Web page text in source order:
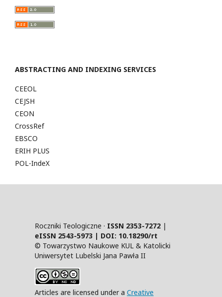
ABSTRACTING AND INDEXING SERVICES
CEEOL
CEJSH
CEON
CrossRef
EBSCO
ERIH PLUS
POL-IndeX
Roczniki Teologiczne · ISSN 2353-7272 |
eISSN 2543-5973 | DOI: 10.18290/rt
© Towarzystwo Naukowe KUL & Katolicki
Uniwersytet Lubelski Jana Pawła II
Articles are licensed under a Creative